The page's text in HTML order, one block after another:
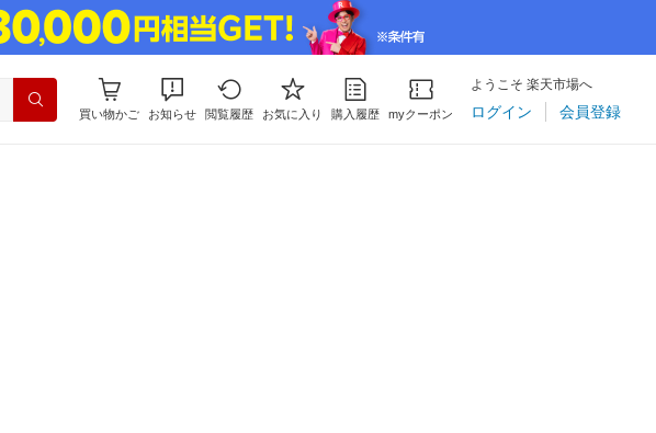
買い物かご お知らせ 閲覧履歴 お気に入り 購入履歴 myクーポン
ようこそ 楽天市場へ
ログイン 会員登録